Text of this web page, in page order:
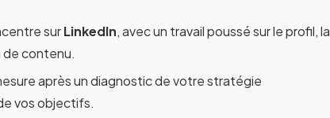
surLinkedIn, avec un travail poussé sur le profil, la
contenu.
après un diagnostic de votre stratégie
vos objectifs.